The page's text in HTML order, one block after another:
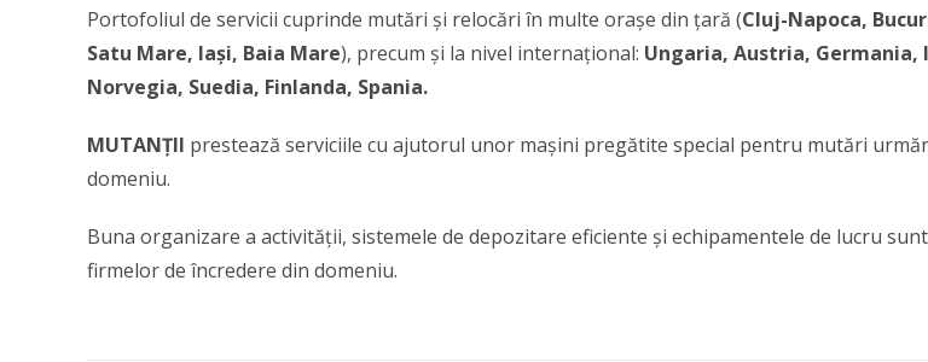
Portofoliul de servicii cuprinde mutări și relocări în multe orașe din țară (Cluj-Napoca,
Satu Mare, Iași, Baia Mare), precum și la nivel internațional: Ungaria, Austria, Germania,
Norvegia, Suedia, Finlanda, Spania.
MUTANȚII prestează serviciile cu ajutorul unor mașini pregătite special pentru mutări
domeniu.
Buna organizare a activității, sistemele de depozitare eficiente și echipamentele de lucru
firmelor de încredere din domeniu.